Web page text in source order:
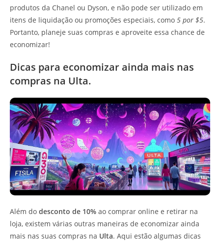
produtos da Chanel ou Dyson, e não pode ser utilizado em
itens de liquidação ou promoções especiais, como 5 por $5.
Portanto, planeje suas compras e aproveite essa chance de
economizar!
Dicas para economizar ainda mais nas
compras na Ulta.
Além do desconto de 10% ao comprar online e retirar na
loja, existem várias outras maneiras de economizar ainda
mais nas suas compras na Ulta. Aqui estão algumas dicas